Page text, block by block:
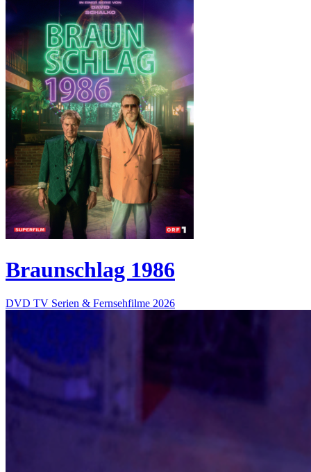
Braunschlag 1986
DVD TV Serien & Fernsehfilme 2026